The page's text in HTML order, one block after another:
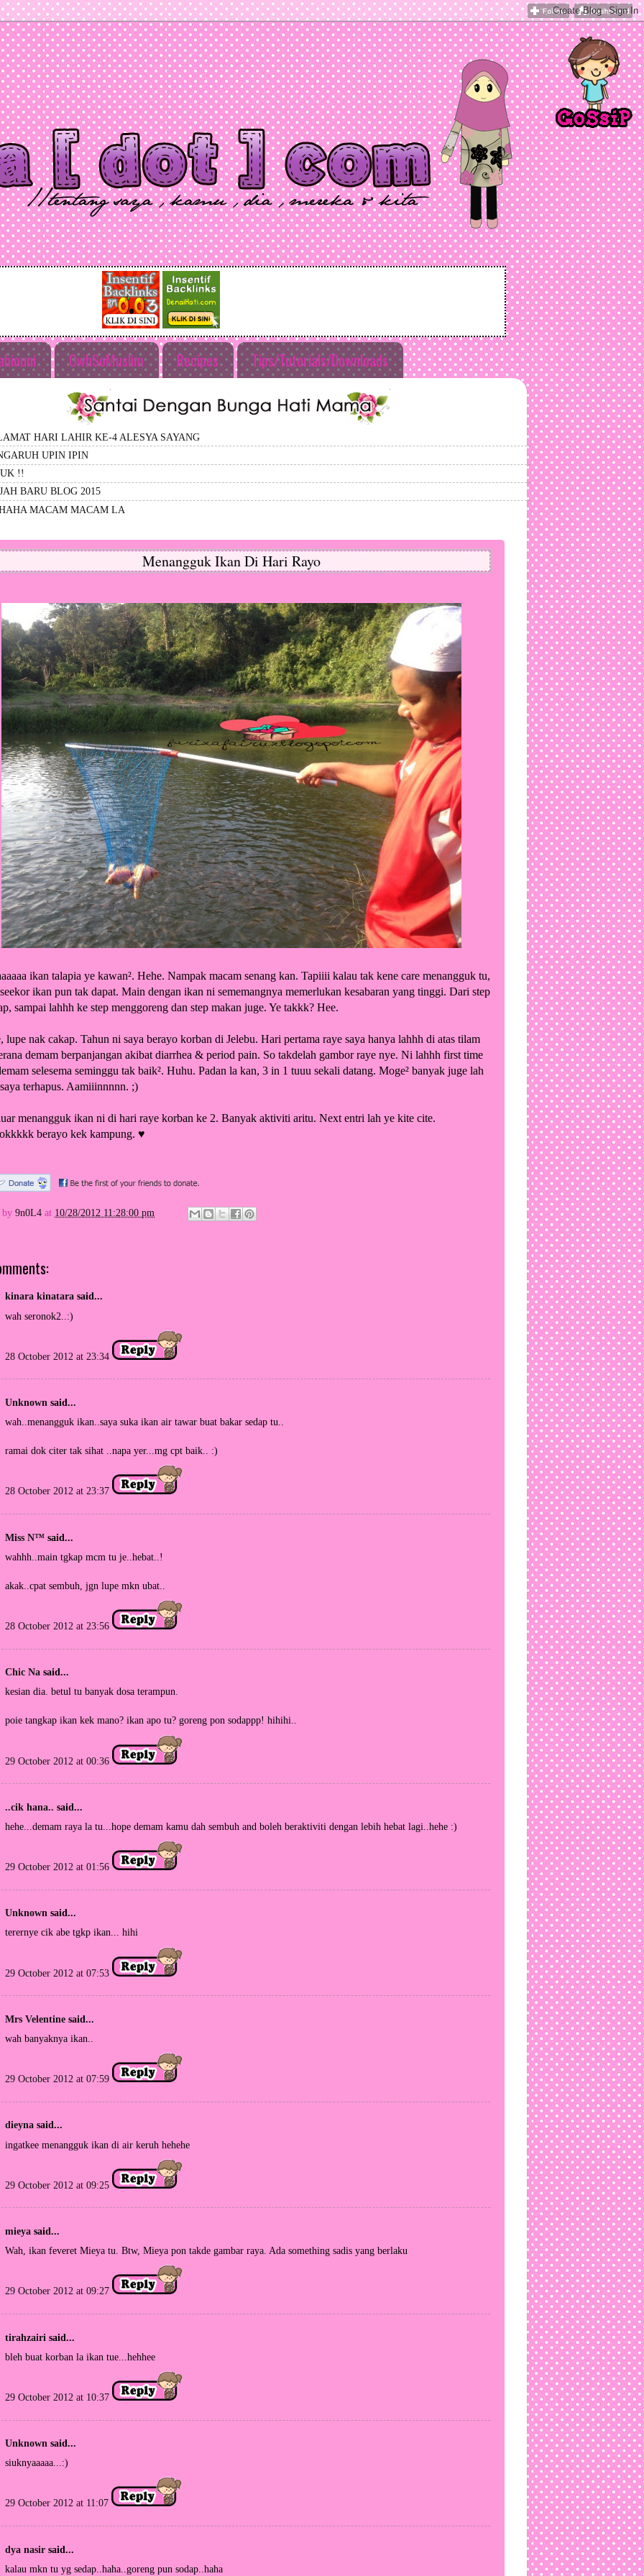
OwhSoMuslim Recipes Tips/Tutorials/Downloads
HARI LAHIR KE-4 ALESYA SAYANG
UPIN IPIN
!!
BARU BLOG 2015
MACAM MACAM LA
Menangguk Ikan Di Hari Rayo
ikan talapia ye kawan². Hehe. Nampak macam senang kan. Tapiiii kalau tak kene care menangguk tu,
ikan pun tak dapat. Main dengan ikan ni sememangnya memerlukan kesabaran yang tinggi. Dari step
sampai lahhh ke step menggoreng dan step makan juge. Ye takkk? Hee.
lupe nak cakap. Tahun ni saya berayo korban di Jelebu. Hari pertama raye saya hanya lahhh di atas tilam
demam berpanjangan akibat diarrhea & period pain. So takdelah gambor raye nye. Ni lahhh first time
selesema seminggu tak baik². Huhu. Padan la kan, 3 in 1 tuuu sekali datang. Moge² banyak juge lah
saya terhapus. Aamiiinnnnn. ;)
menangguk ikan ni di hari raye korban ke 2. Banyak aktiviti aritu. Next entri lah ye kite cite.
berayo kek kampung. ♥
by 9n0L4 at 10/28/2012 11:28:00 pm
kinara kinatara said...
wah seronok2..:)
28 October 2012 at 23:34
Unknown said...
wah..menangguk ikan..saya suka ikan air tawar buat bakar sedap tu..
ramai dok citer tak sihat ..napa yer...mg cpt baik.. :)
28 October 2012 at 23:37
Miss N™ said...
wahhh..main tgkap mcm tu je..hebat..!
akak..cpat sembuh, jgn lupe mkn ubat..
28 October 2012 at 23:56
Chic Na said...
kesian dia. betul tu banyak dosa terampun.
poie tangkap ikan kek mano? ikan apo tu? goreng pon sodappp! hihihi..
29 October 2012 at 00:36
..cik hana.. said...
hehe...demam raya la tu...hope demam kamu dah sembuh and boleh beraktiviti dengan lebih hebat lagi..hehe :)
29 October 2012 at 01:56
Unknown said...
terernye cik abe tgkp ikan... hihi
29 October 2012 at 07:53
Mrs Velentine said...
wah banyaknya ikan..
29 October 2012 at 07:59
dieyna said...
ingatkee menangguk ikan di air keruh hehehe
29 October 2012 at 09:25
mieya said...
Wah, ikan feveret Mieya tu. Btw, Mieya pon takde gambar raya. Ada something sadis yang berlaku
29 October 2012 at 09:27
tirahzairi said...
bleh buat korban la ikan tue...hehhee
29 October 2012 at 10:37
Unknown said...
siuknyaaaaa...:)
29 October 2012 at 11:07
dya nasir said...
kalau mkn tu yg sedap..haha..goreng pun sodap..haha